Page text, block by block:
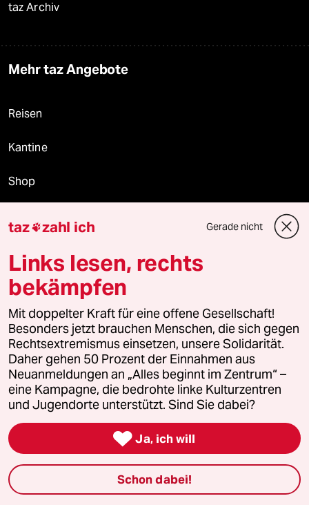
taz Archiv
Mehr taz Angebote
Reisen
Kantine
Shop
Fragen & Hilfe
Feedback
Aboservice
ePaper Login
Downloads für Abonnierende
© 2026 taz Verlags und Vertriebs GmbH
Alle Rechte vorbehalten. Bei rechtlichen Fragen oder für Genehmigungen
taz zahl ich Gerade nicht
Links lesen, rechts
bekämpfen
Mit doppelter Kraft für eine offene Gesellschaft!
Besonders jetzt brauchen Menschen, die sich gegen
Rechtsextremismus einsetzen, unsere Solidarität.
Daher gehen 50 Prozent der Einnahmen aus
Neuanmeldungen an „Alles beginnt im Zentrum“ –
eine Kampagne, die bedrohte linke Kulturzentren
und Jugendorte unterstützt. Sind Sie dabei?
 Ja, ich will
Schon dabei!